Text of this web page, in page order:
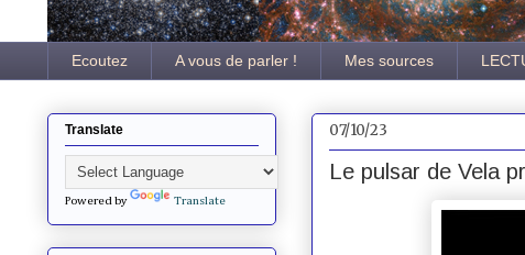
Ecoutez A vous de parler ! Mes sources
07/10/23
Le pulsar de Vela
Translate
Powered by Translate